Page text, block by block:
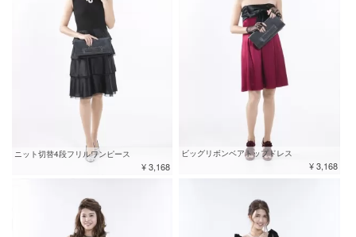
ニット切替4段フリルワンピース
¥ 3,168
ビッグリボンベアトップドレス
¥ 3,168